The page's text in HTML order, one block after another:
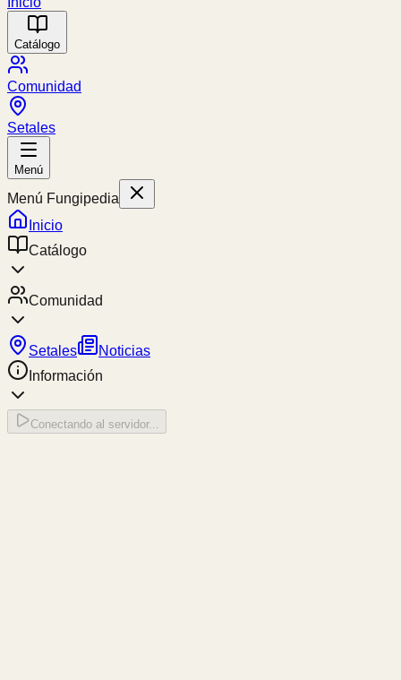
Catálogo
Comunidad
Setales
Menú
Menú Fungipedia
Inicio
Catálogo
Comunidad
Setales
Noticias
Información
Conectando al servidor...